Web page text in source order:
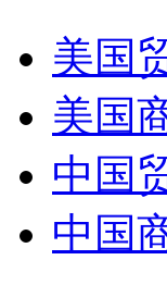
美国
美国
中国
中国